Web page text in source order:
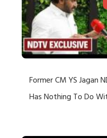
Former CM YS Jagan
Has Nothing To Do